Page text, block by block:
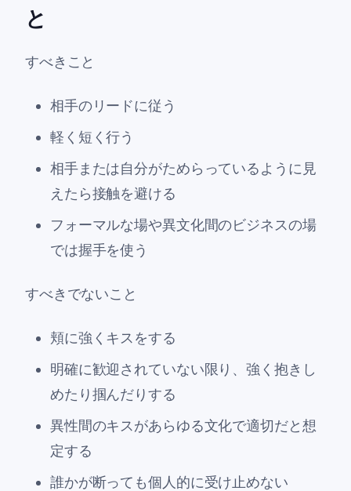
と
すべきこと
相手のリードに従う
軽く短く行う
相手または自分がためらっているように見
えたら接触を避ける
フォーマルな場や異文化間のビジネスの場
では握手を使う
すべきでないこと
頬に強くキスをする
明確に歓迎されていない限り、強く抱きし
めたり掴んだりする
異性間のキスがあらゆる文化で適切だと想
定する
誰かが断っても個人的に受け止めない